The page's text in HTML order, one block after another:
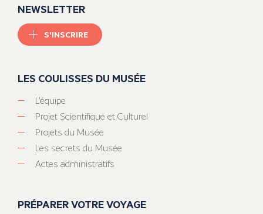
NEWSLETTER
S'INSCRIRE
LES COULISSES DU MUSÉE
L’équipe
Projet Scientifique et Culturel
Projets du Musée
Les secrets du Musée
Actes administratifs
PRÉPARER VOTRE VOYAGE